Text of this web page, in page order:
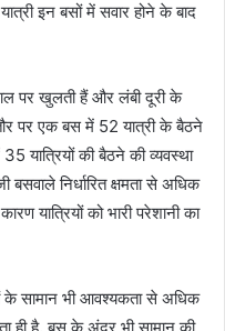
इन बसों में सवार होने के बाद
पर खुलती हैं और लंबी दूरी के
पर एक बस में 52 यात्री के बैठने
यात्रियों की बैठने की व्यवस्था
निर्धारित क्षमता से अधिक
यात्रियों को भारी परेशानी का
के सामान भी आवश्यकता से अधिक